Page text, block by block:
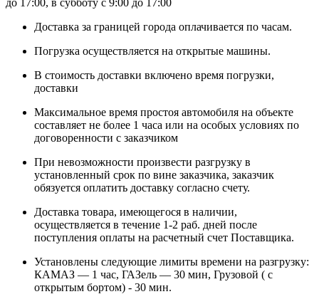
Доставка за границей города оплачивается по часам.
Погрузка осуществляется на открытые машины.
В стоимость доставки включено время погрузки,
доставки
Максимальное время простоя автомобиля на объекте
составляет не более 1 часа или на особых условиях по
договоренности с заказчиком
При невозможности произвести разгрузку в
установленный срок по вине заказчика, заказчик
обязуется оплатить доставку согласно счету.
Доставка товара, имеющегося в наличии,
осуществляется в течение 1-2 раб. дней после
поступления оплаты на расчетный счет Поставщика.
Установлены следующие лимиты времени на разгрузку:
КАМАЗ — 1 час, ГАЗель — 30 мин, Грузовой ( с
открытым бортом) - 30 мин.